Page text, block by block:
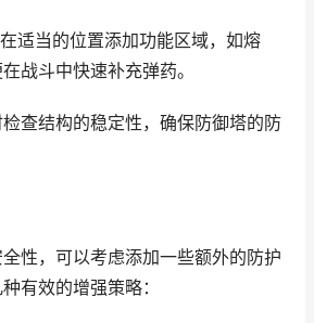
适当的位置添加功能区域，如熔
战斗中快速补充弹药。
查结构的稳定性，确保防御塔的防
性，可以考虑添加一些额外的防护
有效的增强策略：